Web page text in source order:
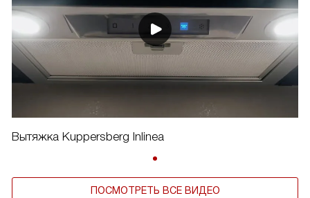
Вытяжка Kuppersberg Inlinea
ПОСМОТРЕТЬ ВСЕ ВИДЕО